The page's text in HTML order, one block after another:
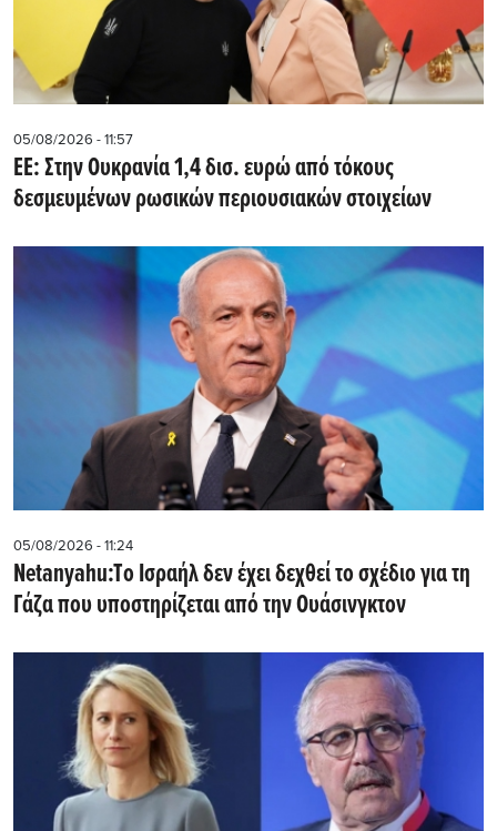
05/08/2026 - 11:57
ΕΕ: Στην Ουκρανία 1,4 δισ. ευρώ από τόκους
δεσμευμένων ρωσικών περιουσιακών στοιχείων
05/08/2026 - 11:24
Netanyahu:Tο Ισραήλ δεν έχει δεχθεί το σχέδιο για τη
Γάζα που υποστηρίζεται από την Ουάσινγκτον